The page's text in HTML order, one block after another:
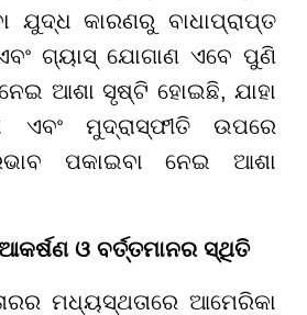
ଯୁଦ୍ଧ କାରଣରୁ ବାଧାପ୍ରାପ୍ତ
ଗ୍ୟାସ୍ ଯୋଗାଣ ଏବେ ପୁଣି
ନେଇ ଆଶା ସୃଷ୍ଟି ହୋଇଛି, ଯାହା
ଏବଂ ମୁଦ୍ରାସ୍ଫୀତି ଉପରେ
ପକାଇବା ନେଇ ଆଶା
ଓ ବର୍ତ୍ତମାନର ସ୍ଥିତି
ମଧ୍ୟସ୍ଥତାରେ ଆମେରିକା